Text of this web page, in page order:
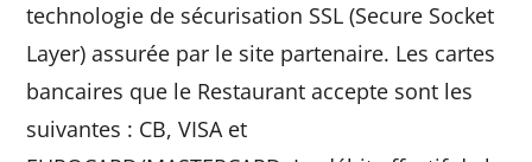
technologie de sécurisation SSL (Secure Socket
Layer) assurée par le site partenaire. Les cartes
bancaires que le Restaurant accepte sont les
suivantes : CB, VISA et